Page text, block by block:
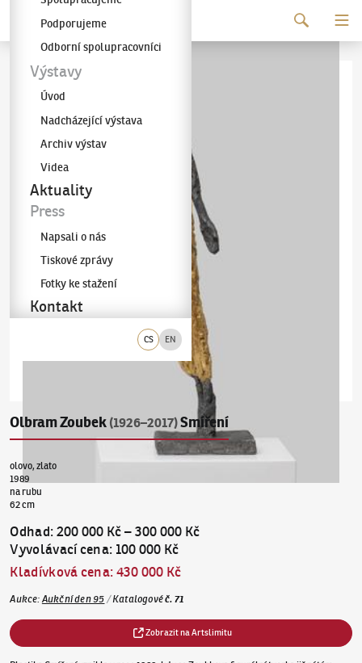
Galerie KODL
CS EN
Podporujeme
Odborní spolupracovníci
Výstavy
Úvod
Nadcházející výstava
Archiv výstav
Videa
Aktuality
Press
Napsali o nás
Tiskové zprávy
Fotky ke stažení
Kontakt
Olbram Zoubek (1926–2017)Smíření
olovo, zlato
1989
na rubu
62 cm
Odhad:200 000 Kč–300 000 Kč
Vyvolávací cena: 100 000 Kč
Kladívková cena:430 000 Kč
Aukce: Aukční den 95 /Katalogovéč.71
Zobrazit na Artslimitu